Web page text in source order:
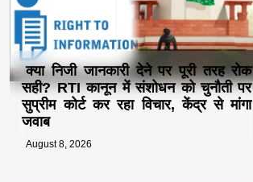
क्या निजी जानकारी देने पर पूरी तरह रोक
सही? RTI कानून में संशोधन को चुनौती पर
सुप्रीम कोर्ट कर रहा विचार, केंद्र से मांगा
जवाब
August 8, 2026